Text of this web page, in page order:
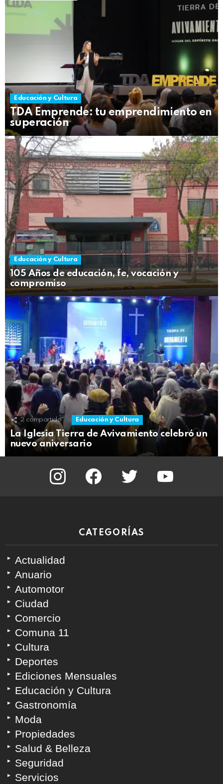
Educación y Cultura
TDA Emprende: tu emprendimiento en
superación
Educación y Cultura
105 Años de educación, fe, vocación y
compromiso
2 compartido Educación y Cultura
La Iglesia Tierra de Avivamiento celebró un
nuevo aniversario
instagram facebook twitter youtube
CATEGORÍAS
Actualidad
Anuario
Automotor
Ciudad
Comercio
Comuna 11
Cultura
Deportes
Ediciones Mensuales
Educación y Cultura
Gastronomía
Moda
Propiedades
Salud & Belleza
Seguridad
Servicios